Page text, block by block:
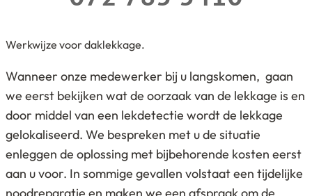
Werkwijze voor daklekkage.
Wanneer onze medewerker bij u langskomen, gaan
we eerst bekijken wat de oorzaak van de lekkage is en
door middel van een lekdetectie wordt de lekkage
gelokaliseerd. We bespreken met u de situatie
enleggen de oplossing met bijbehorende kosten eerst
aan u voor. In sommige gevallen volstaat een tijdelijke